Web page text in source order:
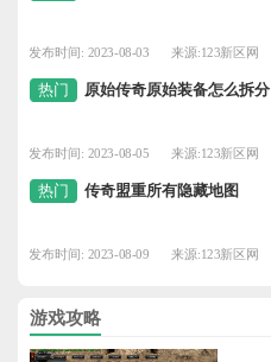
发布时间: 2023-08-03 来源:123新区网
原始传奇原始装备怎么拆分
发布时间: 2023-08-05 来源:123新区网
热门
传奇盟重所有隐藏地图
发布时间: 2023-08-09 来源:123新区网
热门
游戏攻略